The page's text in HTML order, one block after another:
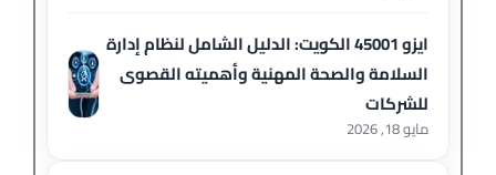
ايزو 45001 الكويت: الدليل الشامل لنظام إدارة
السلامة والصحة المهنية وأهميته القصوى
للشركات
مايو 18, 2026